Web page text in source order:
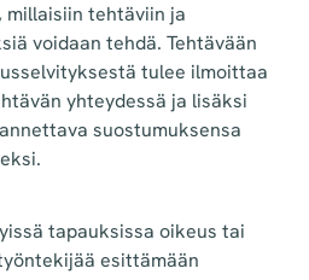
tehtäviin ja
voidaan tehdä. Tehtävään
tulee ilmoittaa
yhteydessä ja lisäksi
suostumuksensa
tapauksissa oikeus tai
esittämään